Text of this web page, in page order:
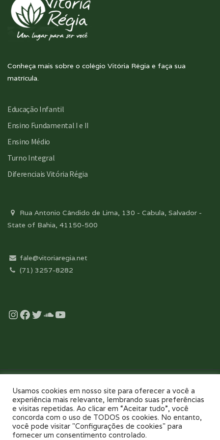
Conheça mais sobre o colégio Vitória Régia e faça sua
matrícula.
Educação Infantil
Ensino Fundamental I e II
Ensino Médio
Turno Integral
Diferenciais Vitória Régia
Rua Antonio Cândido de Lima, 130 - Cabula, Salvador -
State of Bahia, 41150-500
fale@vitoriaregia.net
(71) 3257-8282
Instagram
Facebook
Twitter
Soundcloud
YouTube
Desenvolvido com essência pela:
Usamos cookies em nosso site para oferecer a você a
experiência mais relevante, lembrando suas preferências
e visitas repetidas. Ao clicar em “Aceitar tudo”, você
concorda com o uso de TODOS os cookies. No entanto,
você pode visitar "Configurações de cookies" para
fornecer um consentimento controlado.